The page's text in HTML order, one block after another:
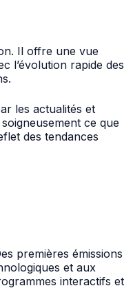
Il offre une vue
l’évolution rapide des
les actualités et
ce que
des tendances
premières émissions
et aux
interactifs et